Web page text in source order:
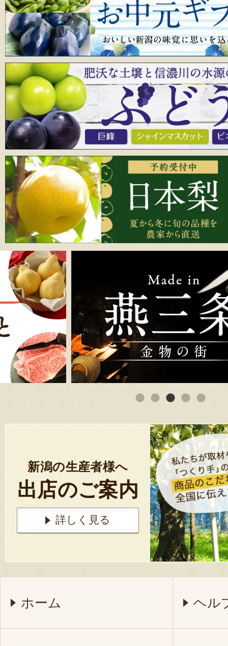
新潟の生産者様へ
出店のご案内
詳しく見る
ホーム ヘル